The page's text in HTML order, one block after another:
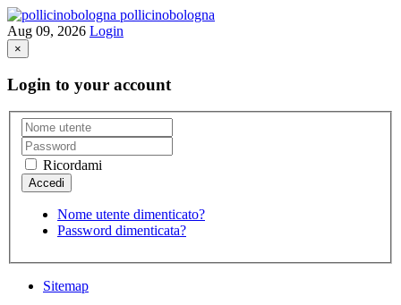
pollicinobologna
Aug 09, 2026 Login
×
Login to your account
Ricordami
Nome utente dimenticato?
Password dimenticata?
Sitemap